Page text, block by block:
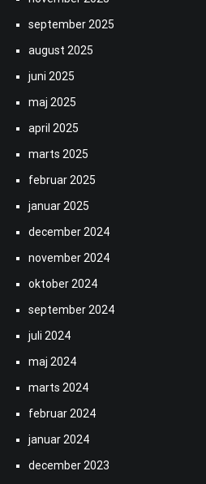
september 2025
august 2025
juni 2025
maj 2025
april 2025
marts 2025
februar 2025
januar 2025
december 2024
november 2024
oktober 2024
september 2024
juli 2024
maj 2024
marts 2024
februar 2024
januar 2024
december 2023